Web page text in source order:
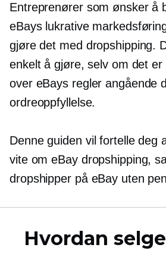
Entreprenører som ønsker å
eBays lukrative
gjøre det med dropshipping.
enkelt å gjøre, selv om det
over eBays regler angående
ordreoppfyllelse.
Denne guiden vil fortelle deg
vite om eBay dropshipping,
dropshipper på eBay uten
Hvordan